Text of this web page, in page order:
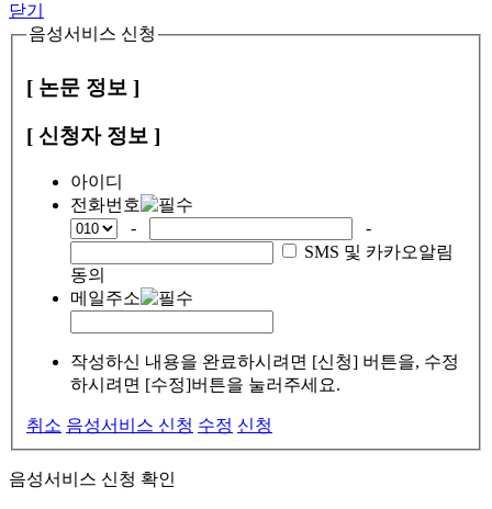
닫기
음성서비스 신청
[ 논문 정보 ]
[ 신청자 정보 ]
아이디
전화번호
-
-
SMS 및 카카오알림
동의
메일주소
작성하신 내용을 완료하시려면 [신청] 버튼을, 수정
하시려면 [수정]버튼을 눌러주세요.
취소 음성서비스 신청 수정 신청
음성서비스 신청 확인